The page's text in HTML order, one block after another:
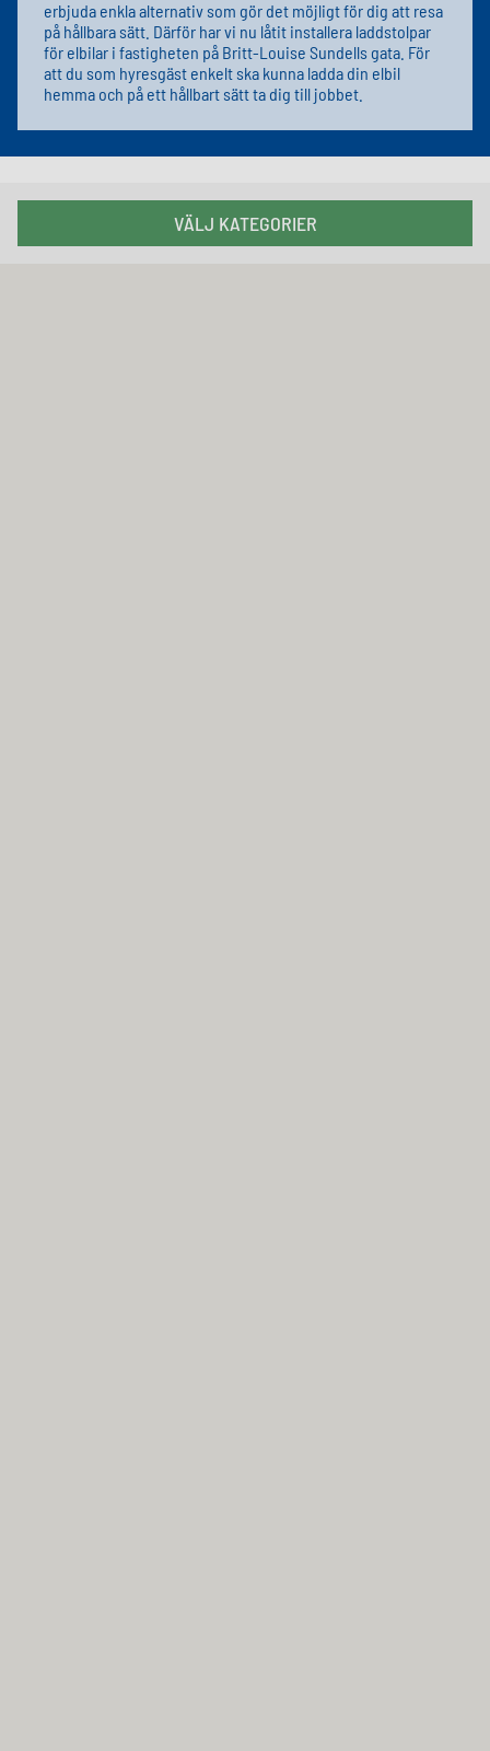
erbjuda enkla alternativ som gör det möjligt för dig att resa
på hållbara sätt. Därför har vi nu låtit installera laddstolpar
för elbilar i fastigheten på Britt-Louise Sundells gata. För
att du som hyresgäst enkelt ska kunna ladda din elbil
hemma och på ett hållbart sätt ta dig till jobbet.
VÄLJ KATEGORIER